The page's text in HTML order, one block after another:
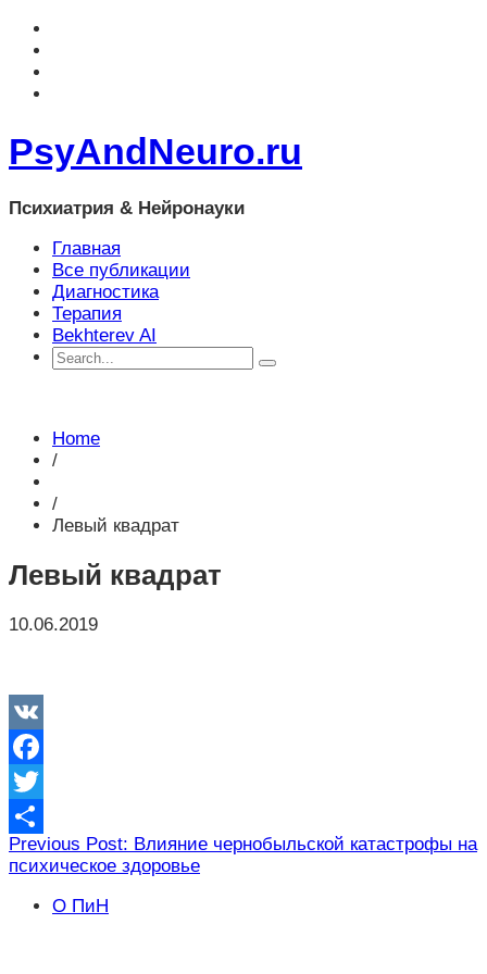
PsyAndNeuro.ru
Психиатрия & Нейронауки
Главная
Все публикации
Диагностика
Терапия
Bekhterev AI
Home
/
/
Левый квадрат
Левый квадрат
10.06.2019
VK
Facebook
Twitter
Отправить
Навигация
по
записям
Previous Post: Влияние чернобыльской катастрофы на
психическое здоровье
О ПиН